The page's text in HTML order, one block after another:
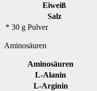
Eiweiß
Salz
* 30 g Pulver
Aminosäuren
Aminosäuren
L-Alanin
L-Arginin